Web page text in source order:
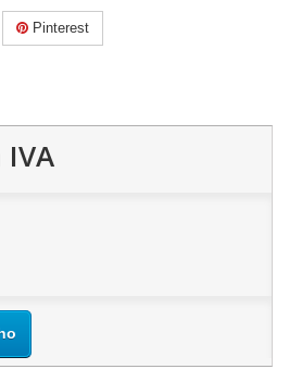
Pinterest
IVA